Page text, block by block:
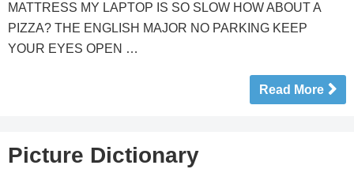
MATTRESS MY LAPTOP IS SO SLOW HOW ABOUT A
PIZZA? THE ENGLISH MAJOR NO PARKING KEEP
YOUR EYES OPEN …
Read More
Picture Dictionary